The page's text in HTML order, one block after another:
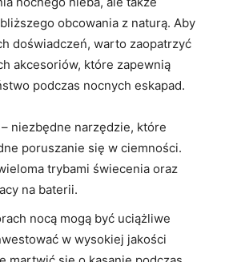
obcowania z ⁣naturą. Aby‌
doświadczeń, warto zaopatrzyć
akcesoriów, które ⁣zapewnią
podczas nocnych eskapad.
– niezbędne narzędzie, które
poruszanie się w ciemności.
trybami świecenia oraz
na baterii.
nocą mogą być uciążliwe
w wysokiej jakości